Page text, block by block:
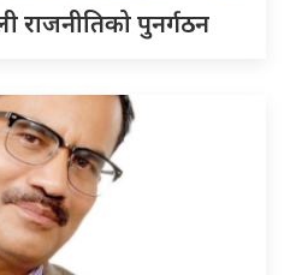
राजनीतिको पुनर्गठन